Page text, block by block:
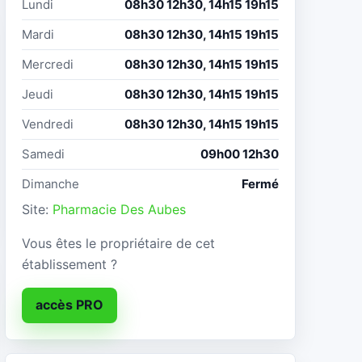
Lundi
08h30 12h30, 14h15 19h15
Mardi
08h30 12h30, 14h15 19h15
Mercredi
08h30 12h30, 14h15 19h15
Jeudi
08h30 12h30, 14h15 19h15
Vendredi
08h30 12h30, 14h15 19h15
Samedi
09h00 12h30
Dimanche
Fermé
Site: Pharmacie Des Aubes
Vous êtes le propriétaire de cet
établissement ?
accès PRO